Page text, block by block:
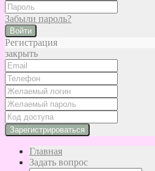
Забыли пароль?
Войти
Регистрация
закрыть
Главная
Задать вопрос